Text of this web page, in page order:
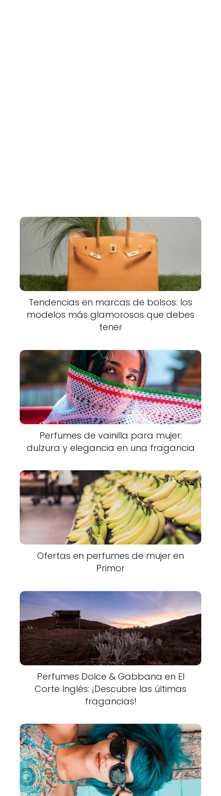
Tendencias en marcas de bolsos: los
modelos más glamorosos que debes
tener
Perfumes de vainilla para mujer:
dulzura y elegancia en una fragancia
Ofertas en perfumes de mujer en
Primor
Perfumes Dolce & Gabbana en El
Corte Inglés: ¡Descubre las últimas
fragancias!